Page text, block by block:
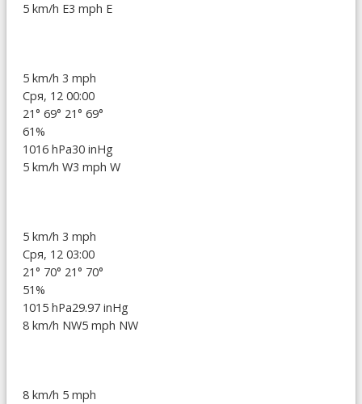
5 km/h E3 mph E
5 km/h 3 mph
Сря, 12 00:00
21° 69° 21° 69°
61%
1016 hPa30 inHg
5 km/h W3 mph W
5 km/h 3 mph
Сря, 12 03:00
21° 70° 21° 70°
51%
1015 hPa29.97 inHg
8 km/h NW5 mph NW
8 km/h 5 mph